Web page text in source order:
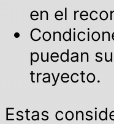
en el
puedan
trayecto.
Estas